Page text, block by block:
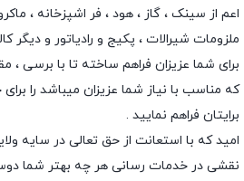
اعم از سینک ، گاز ، هود ، فر اشپزخانه ،
ملزومات شیرالات ، پکیج و رادیاتور و دیگر
برای شما عزیزان فراهم ساخته تا با برسی ،
که مناسب با نیاز شما عزیزان میباشد را
برایتان فراهم نمایید .
امید که با استعانت از حق تعالی در سایه
نقشی در خدمات رسانی هر چه بهتر شما